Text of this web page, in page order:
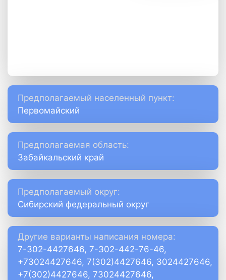
Предполагаемый населенный пункт:
Первомайский
Предполагаемая область:
Забайкальский край
Предполагаемый округ:
Сибирский федеральный округ
Другие варианты написания номера:
7-302-4427646, 7-302-442-76-46,
+73024427646, 7(302)4427646, 3024427646,
+7(302)4427646, 73024427646,